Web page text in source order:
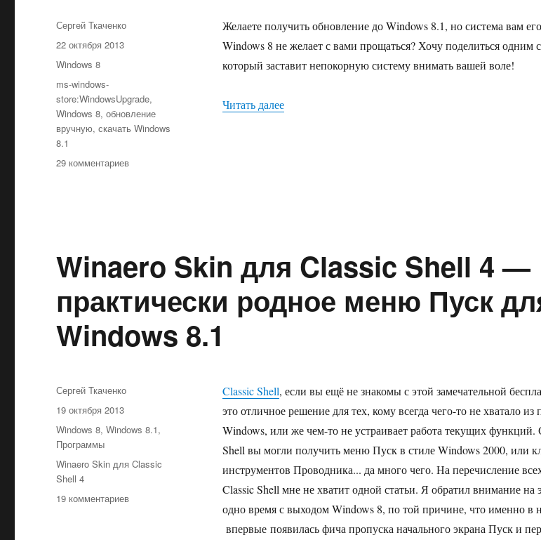
Желаете получить обновление до Windows 8.1, но система вам
Windows 8 не желает с вами прощаться? Хочу поделиться одним
который заставит непокорную систему внимать вашей воле!
Читать далее«Как заставить Windows 8 скачать обновление
Автор
Сергей Ткаченко
Опубликовано
22 октября 2013
Рубрики
Windows 8
Метки
ms-windows-
store:WindowsUpgrade,
Windows 8,обновление
вручную,скачать Windows
8.1
29 комментариевк
обновление
Windows
8.1,
даже
она
Winaero Skin для Classic Shell 4 —
практически родное меню Пуск
Windows 8.1
Classic Shell, если вы ещё не знакомы с этой замечательной
это отличное решение для тех, кому всегда чего-то не хватало
Windows, или же чем-то не устраивает работа текущих
Shell вы могли получить меню Пуск в стиле Windows 2000, или
инструментов Проводника... да много чего. На перечисление
Classic Shell мне не хватит одной статьи. Я обратил внимание на
одно время с выходом Windows 8, по той причине, что именно в
впервые появилась фича пропуска начального экрана Пуск и
Автор
Сергей Ткаченко
Опубликовано
19 октября 2013
Рубрики
Windows 8,Windows 8.1,
Программы
Метки
Winaero Skin для Classic
Shell 4
19 комментариевк